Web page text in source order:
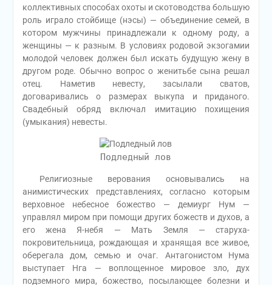
коллективных способах охоты и скотоводства большую
роль играло стойбище (нэсы) — объединение семей, в
котором мужчины принадлежали к одному роду, а
женщины — к разным. В условиях родовой экзогамии
молодой человек должен был искать будущую жену в
другом роде. Обычно вопрос о женитьбе сына решал
отец. Наметив невесту, засылали сватов,
договаривались о размерах выкупа и приданого.
Свадебный обряд включал имитацию похищения
(умыкания) невесты.
Подледный лов
Религиозные верования основывались на
анимистических представлениях, согласно которым
верховное небесное божество — демиург Нум —
управлял миром при помощи других божеств и духов, а
его жена Я-небя — Мать Земля — старуха-
покровительница, рождающая и хранящая все живое,
оберегала дом, семью и очаг. Антагонистом Нума
выступает Нга — воплощенное мировое зло, дух
подземного мира, божество, посылающее болезни и